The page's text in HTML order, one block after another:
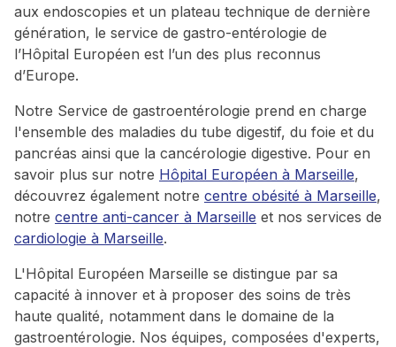
aux endoscopies et un plateau technique de dernière
génération, le service de gastro-entérologie de
l’Hôpital Européen est l’un des plus reconnus
d’Europe.
Notre Service de gastroentérologie prend en charge
l'ensemble des maladies du tube digestif, du foie et du
pancréas ainsi que la cancérologie digestive. Pour en
savoir plus sur notre Hôpital Européen à Marseille,
découvrez également notre centre obésité à Marseille,
notre centre anti-cancer à Marseille et nos services de
cardiologie à Marseille.
L'Hôpital Européen Marseille se distingue par sa
capacité à innover et à proposer des soins de très
haute qualité, notamment dans le domaine de la
gastroentérologie. Nos équipes, composées d'experts,